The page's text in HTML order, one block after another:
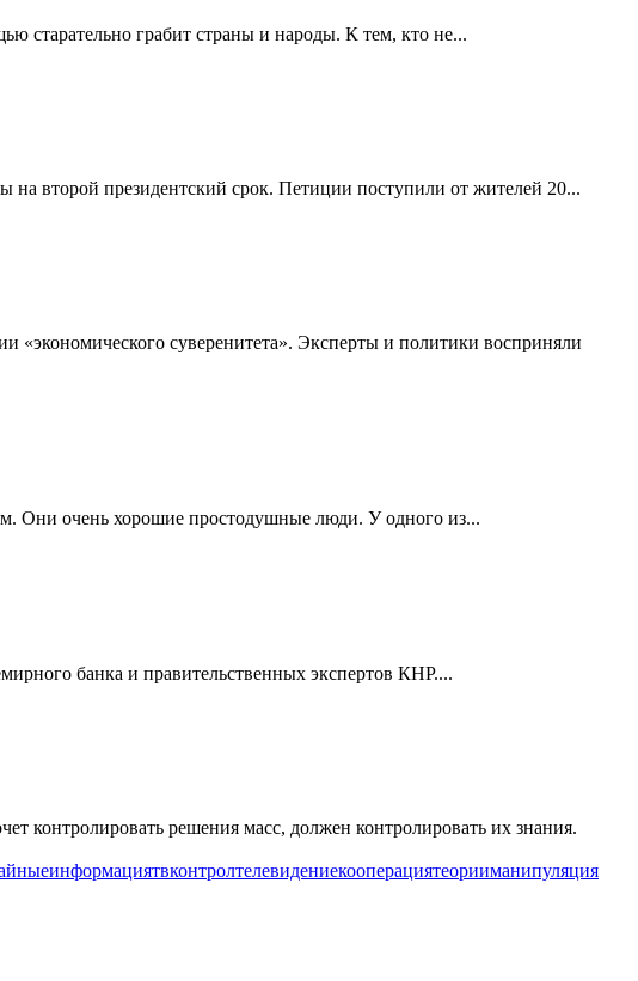
старательно грабит страны и народы. К тем, кто не...
второй президентский срок. Петиции поступили от жителей 20...
суверенитета». Эксперты и политики восприняли
Они очень хорошие простодушные люди. У одного из...
банка и правительственных экспертов КНР....
решения масс, должен контролировать их знания.
информациятвконтролтелевидениекооперациятеорииманипуляция